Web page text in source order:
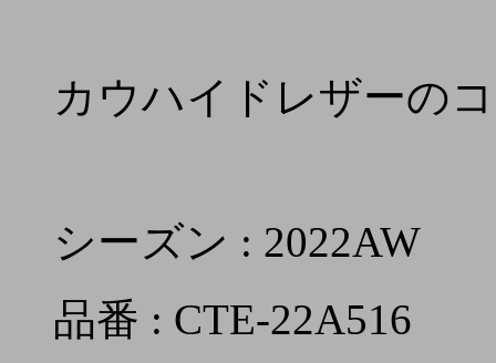
カウハイドレザーの
シーズン : 2022AW
品番 : CTE-22A516